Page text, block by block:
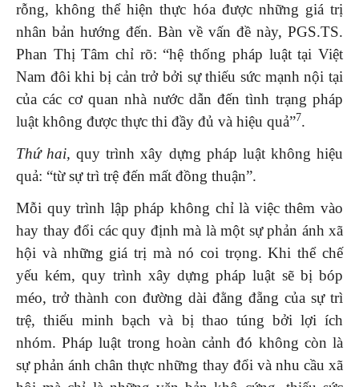
rỗng, không thể hiện thực hóa được những giá trị
nhân bản hướng đến. Bàn về vấn đề này, PGS.TS.
Phan Thị Tâm chỉ rõ: “hệ thống pháp luật tại Việt
Nam đôi khi bị cản trở bởi sự thiếu sức mạnh nội tại
của các cơ quan nhà nước dẫn đến tình trạng pháp
luật không được thực thi đầy đủ và hiệu quả”7.
Thứ hai,quy trình xây dựng pháp luật không hiệu
quả: “từ sự trì trệ đến mất đồng thuận”.
Mỗi quy trình lập pháp không chỉ là việc thêm vào
hay thay đổi các quy định mà là một sự phản ánh xã
hội và những giá trị mà nó coi trọng. Khi thể chế
yếu kém, quy trình xây dựng pháp luật sẽ bị bóp
méo, trở thành con đường dài đằng đẵng của sự trì
trệ, thiếu minh bạch và bị thao túng bởi lợi ích
nhóm. Pháp luật trong hoàn cảnh đó không còn là
sự phản ánh chân thực những thay đổi và nhu cầu xã